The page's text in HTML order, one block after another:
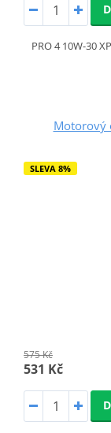
PRO 4 10W-30
Motorový
SLEVA 8%
575 Kč
531 Kč